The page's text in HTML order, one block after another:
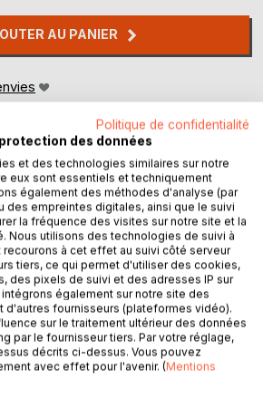
AU PANIER
d'un ensemble de pièces destinées
sortes de boites à musique
par l'horloger Niemecz pour
service duquel était Haydn. Nous les
quatuor de bois : flûte, hautbois,
et basson.
Politique de confidentialité
des données
et des technologies similaires sur notre
eux sont essentiels et techniquement
également des méthodes d'analyse (par
des empreintes digitales, ainsi que le suivi
la fréquence des visites sur notre site et la
Nous utilisons des technologies de suivi à
à cet effet au suivi côté serveur
tiers, ce qui permet d'utiliser des cookies,
des pixels de suivi et des adresses IP sur
également sur notre site des
d'autres fournisseurs (plateformes vidéo).
sur le traitement ultérieur des données
par le fournisseur tiers. Par votre réglage,
décrits ci-dessus. Vous pouvez
avec effet pour l'avenir. (Mentions